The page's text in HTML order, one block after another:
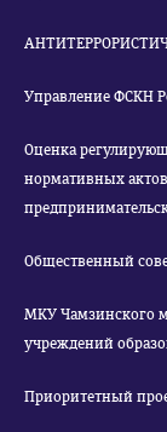
Управление ФСКН
Оценка
нормативных
Общественный
МКУ Чамзинского
учреждений
Приоритетный